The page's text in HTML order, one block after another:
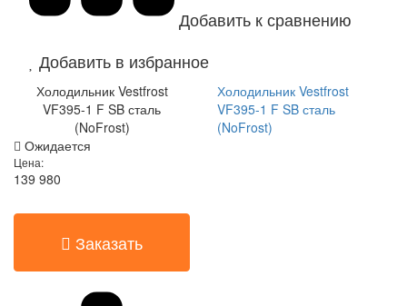
Добавить к сравнению
Добавить в избранное
Холодильник Vestfrost
VF395-1 F SB сталь
(NoFrost)
Холодильник Vestfrost
VF395-1 F SB сталь
(NoFrost)
Ожидается
Цена:
139 980
Заказать